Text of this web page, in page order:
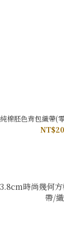
純棉胚色背包織帶(